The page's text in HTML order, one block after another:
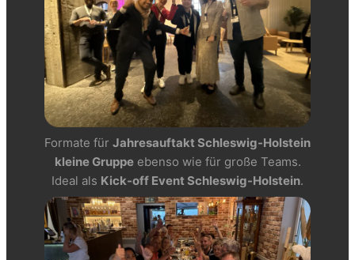
Formate für Jahresauftakt Schleswig-Holstein
kleine Gruppeebenso wie für große Teams.
Ideal als Kick-off Event Schleswig-Holstein.